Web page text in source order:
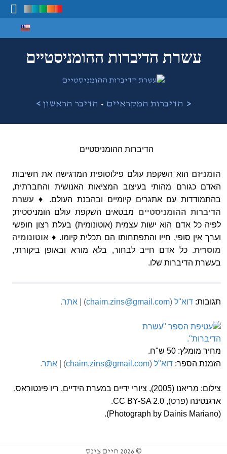
עשרת הדיברות ההומניסטיים
< הדיברות המקראיים • הדיבר הראשון >
הדיברות ההומניסטיים
הומניזם הוא השקפת עולם פילוסופית המדגישה את חשיבות
האדם כגורם מהותי בעיצוב המציאות האנושית והחברתית,
בהתמודדות עם אתגרים קיומיים ובהבנת העולם. ♦ עשרת
הדיברות ההומניסטיים מבטאים השקפת עולם הומניסטית;
לפיה כל אדם הוא ישות עצמית (אוטונומית) בעלת רצון חופשי
וערך אין סופי, חייו והתפתחותו הם תכלית קיומו. ♦ אוטונומיה
מוסרית. כל אדם חייב לבחור, בלא מורא ובאופן ביקורתי,
בעשרת הדיברות שלו.
תגובות: דוא"ל (
chaim.zins@gmail.com
) | אתר.
מחיר מומלץ: 50 ש"ח.
הזמנת הספר: דוא"ל (
chaim.zins@gmail.com
) | אתר.
צילום: מריאנו (2005), ציורי ידיים במערת הידיים, ריו פינטוראס,
ארגנטינה (פרט), CC BY-SA 2.0.
(Photograph by Dainis Mariano).
© 2026 חיים צינס